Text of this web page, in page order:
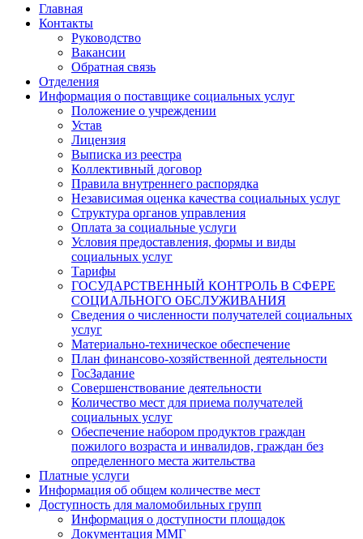
Главная
Контакты
Руководство
Вакансии
Обратная связь
Отделения
Информация о поставщике социальных услуг
Положение о учреждении
Устав
Лицензия
Выписка из реестра
Коллективный договор
Правила внутреннего распорядка
Независимая оценка качества социальных услуг
Структура органов управления
Оплата за социальные услуги
Условия предоставления, формы и виды
социальных услуг
Тарифы
ГОСУДАРСТВЕННЫЙ КОНТРОЛЬ В СФЕРЕ
СОЦИАЛЬНОГО ОБСЛУЖИВАНИЯ
Сведения о численности получателей социальных
услуг
Материально-техническое обеспечение
План финансово-хозяйственной деятельности
ГосЗадание
Совершенствование деятельности
Количество мест для приема получателей
социальных услуг
Обеспечение набором продуктов граждан
пожилого возраста и инвалидов, граждан без
определенного места жительства
Платные услуги
Информация об общем количестве мест
Доступность для маломобильных групп
Информация о доступности площадок
Документация ММГ